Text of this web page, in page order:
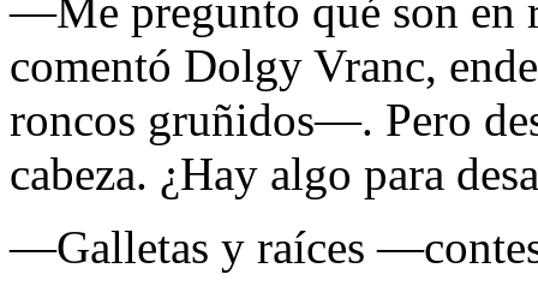
—Me pregunto qué son en
comentó Dolgy Vranc,
roncos gruñidos—. Pero
cabeza. ¿Hay algo para
—Galletas y raíces